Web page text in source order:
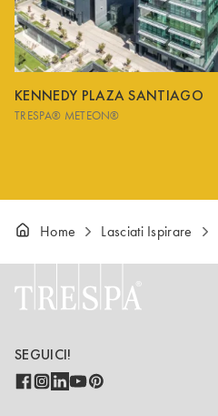
KENNEDY PLAZA SANTIAGO
TRESPA® METEON®
Home Lasciati Ispirare
SEGUICI!